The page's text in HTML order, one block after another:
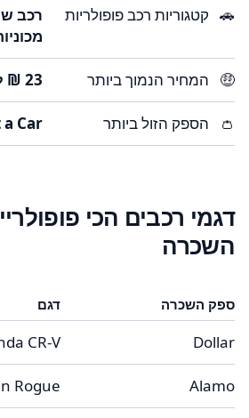
🚗 קטגוריות רכב פופולריות
רכב
🤑 המחיר הנמוך ביותר
👛 הספק הזול ביותר a Car
דגמי רכבים הכי
השכרה
ספק השכרה דגם
Dollar
CR-V
Alamo
Rogue